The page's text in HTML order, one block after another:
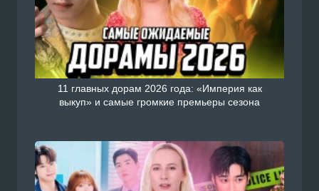
11 главных дорам 2026 года: «Империя как
выкуп» и самые громкие премьеры сезона